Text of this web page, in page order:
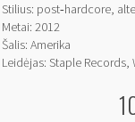
Stilius: post‑hardcore,
Metai: 2012
Šalis: Amerika
Leidėjas: Staple